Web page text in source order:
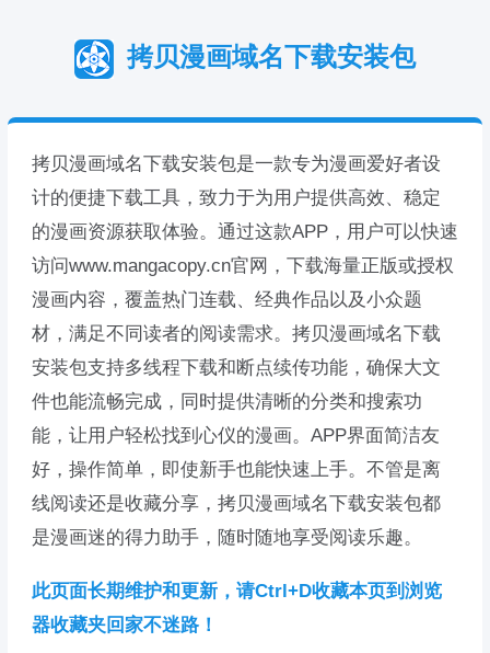
拷贝漫画域名下载安装包
拷贝漫画域名下载安装包是一款专为漫画爱好者设
计的便捷下载工具，致力于为用户提供高效、稳定
的漫画资源获取体验。通过这款APP，用户可以快速
访问www.mangacopy.cn官网，下载海量正版或授权
漫画内容，覆盖热门连载、经典作品以及小众题
材，满足不同读者的阅读需求。拷贝漫画域名下载
安装包支持多线程下载和断点续传功能，确保大文
件也能流畅完成，同时提供清晰的分类和搜索功
能，让用户轻松找到心仪的漫画。APP界面简洁友
好，操作简单，即使新手也能快速上手。不管是离
线阅读还是收藏分享，拷贝漫画域名下载安装包都
是漫画迷的得力助手，随时随地享受阅读乐趣。
此页面长期维护和更新，请Ctrl+D收藏本页到浏览
器收藏夹回家不迷路！